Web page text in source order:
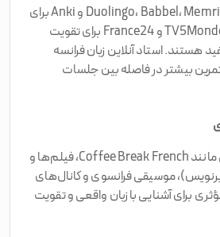
اپلیکیشن‌هایی مانند Duolingo، Babbel، Memrise و Anki برای
تقویت واژگان و گرامر، و TV5Monde و France24 برای تقویت
هستند. استاد آنلاین زبان فرانسه
تمرین بیشتر در فاصله بین جلسات
استفاده از پادکست‌هایی مانند Coffee Break French، فیلم‌ها و
موسیقی فرانسوی و کانال‌های
برای آشنایی با زبان واقعی و تقویت